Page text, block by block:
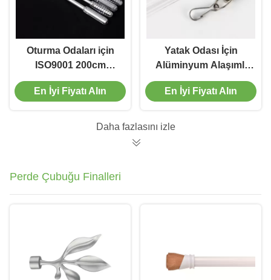
Oturma Odaları için
ISO9001 200cm
Uzunluk Perdelik
Değnekleri ve Copları
En İyi Fiyatı Alın
Yatak Odası İçin
Alüminyum Alaşımlı
12mm Kalınlık 2m
Uzunluk Perde
En İyi Fiyatı Alın
Daha fazlasını izle
Perde Çubuğu Finalleri